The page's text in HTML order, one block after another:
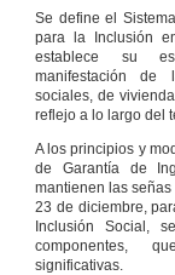
Y PARA LA
Artículo 129
generales.
Artículo
de la
Artículo
Vasco de
Artículo 132
Programas
inclusión.
Artículo 133
Se define el
para la Inclusión
establece su
manifestación de
sociales, de
reflejo a lo largo del
A los principios y
de Garantía de
mantienen las
23 de diciembre,
Inclusión Social,
componentes,
significativas.